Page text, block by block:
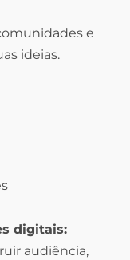
e
ideias.
digitais:
audiência,